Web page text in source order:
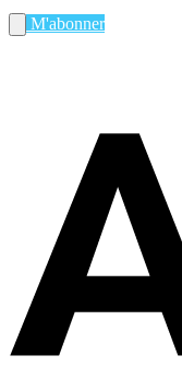
M'abonner